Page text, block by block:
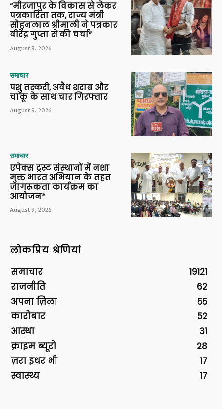
“मीरजापुर के विकास से लेकर
पत्रकारिता तक, राज्य मंत्री
सोहनलाल श्रीमाली ने पत्रकार
वीरेंद्र गुप्ता से की चर्चा”
August 9, 2026
समाचार
पशु तस्करी, अवैध शराब और
चाकू के साथ चार गिरफ्तार
August 9, 2026
समाचार
एपेक्स ट्रस्ट संस्थानों में नशा
मुक्त भारत अभियान के तहत
जागरूकता कार्यक्रम का
आयोजन*
August 9, 2026
लोकप्रिय श्रेणियां
समाचार
19121
राजनीति
62
अपना ज़िला
55
कारोबार
52
आस्था
31
क्राइम ब्यूरो
28
ज़रा इधर भी
17
स्वास्थ्य
17